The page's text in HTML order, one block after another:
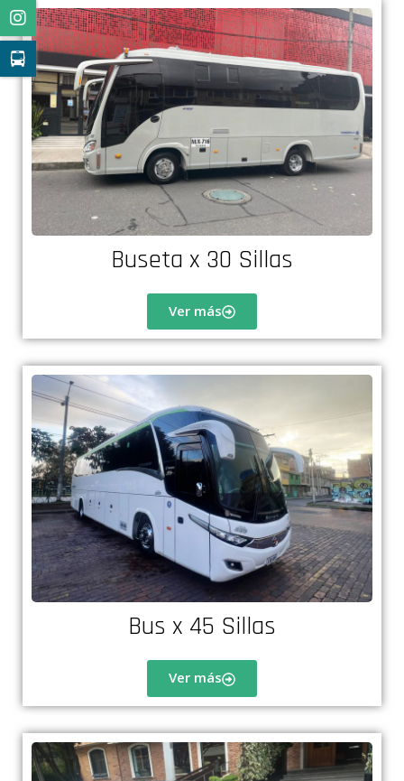
Buseta x 30 Sillas
Ver más
Bus x 45 Sillas
Ver más